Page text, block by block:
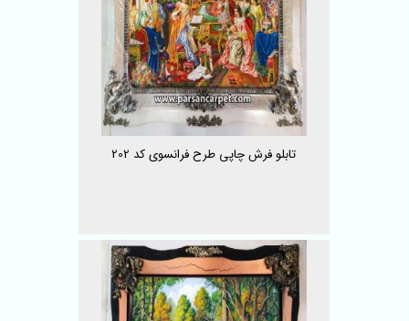
تابلو فرش چاپی طرح فرانسوی کد 202